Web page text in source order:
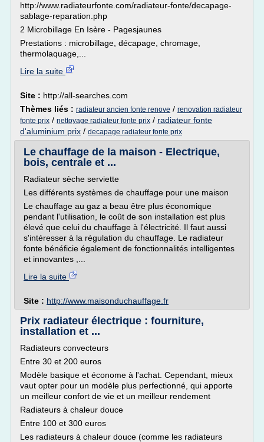
http://www.radiateurfonte.com/radiateur-fonte/decapage-
sablage-reparation.php
2 Microbillage En Isère - Pagesjaunes
Prestations : microbillage, décapage, chromage,
thermolaquage,...
Lire la suite
Site : http://all-searches.com
Thèmes liés : radiateur ancien fonte renove / renovation radiateur
fonte prix / nettoyage radiateur fonte prix / radiateur fonte
d'aluminium prix / decapage radiateur fonte prix
Le chauffage de la maison - Electrique,
bois, centrale et ...
Radiateur sèche serviette
Les différents systèmes de chauffage pour une maison
Le chauffage au gaz a beau être plus économique
pendant l'utilisation, le coût de son installation est plus
élevé que celui du chauffage à l'électricité. Il faut aussi
s'intéresser à la régulation du chauffage. Le radiateur
fonte bénéficie également de fonctionnalités intelligentes
et innovantes ,...
Lire la suite
Site : http://www.maisonduchauffage.fr
Prix radiateur électrique : fourniture,
installation et ...
Radiateurs convecteurs
Entre 30 et 200 euros
Modèle basique et économe à l'achat. Cependant, mieux
vaut opter pour un modèle plus perfectionné, qui apporte
un meilleur confort de vie et un meilleur rendement
Radiateurs à chaleur douce
Entre 100 et 300 euros
Les radiateurs à chaleur douce (comme les radiateurs